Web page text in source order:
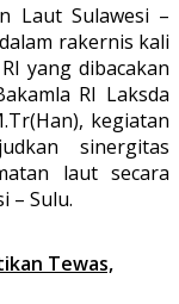
Laut Sulawesi –
rakernis kali
yang dibacakan
RI Laksda
kegiatan
sinergitas
laut secara
– Sulu.
Tewas,